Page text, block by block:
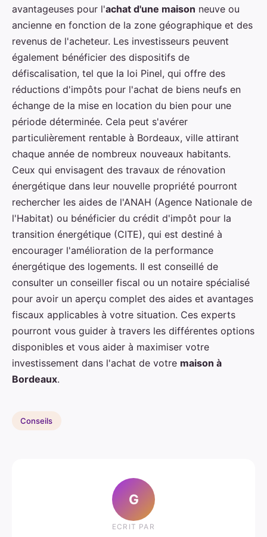
avantageuses pour l'achat d'une maison neuve ou
ancienne en fonction de la zone géographique et des
revenus de l'acheteur. Les investisseurs peuvent
également bénéficier des dispositifs de
défiscalisation, tel que la loi Pinel, qui offre des
réductions d'impôts pour l'achat de biens neufs en
échange de la mise en location du bien pour une
période déterminée. Cela peut s'avérer
particulièrement rentable à Bordeaux, ville attirant
chaque année de nombreux nouveaux habitants.
Ceux qui envisagent des travaux de rénovation
énergétique dans leur nouvelle propriété pourront
rechercher les aides de l'ANAH (Agence Nationale de
l'Habitat) ou bénéficier du crédit d'impôt pour la
transition énergétique (CITE), qui est destiné à
encourager l'amélioration de la performance
énergétique des logements. Il est conseillé de
consulter un conseiller fiscal ou un notaire spécialisé
pour avoir un aperçu complet des aides et avantages
fiscaux applicables à votre situation. Ces experts
pourront vous guider à travers les différentes options
disponibles et vous aider à maximiser votre
investissement dans l'achat de votre maison à
Bordeaux.
Conseils
G
ECRIT PAR